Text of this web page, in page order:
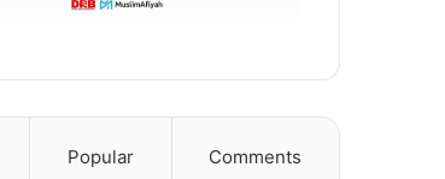
Popular Comments